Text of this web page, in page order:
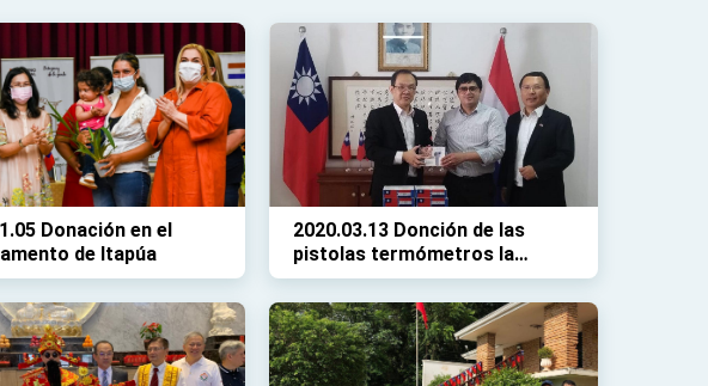
Donación en el
de Itapúa
2020.03.13 Donción de las
pistolas termómetros la
Décima Región Sanitaria